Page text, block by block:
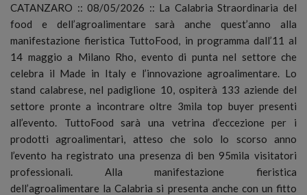
CATANZARO :: 08/05/2026 :: La Calabria Straordinaria del
food e dell’agroalimentare sarà anche quest’anno alla
manifestazione fieristica TuttoFood, in programma dall’11 al
14 maggio a Milano Rho, evento di punta nel settore che
celebra il Made in Italy e l’innovazione agroalimentare. Lo
stand calabrese, nel padiglione 10, ospiterà 133 aziende del
settore pronte a incontrare oltre 3mila top buyer presenti
all’evento. TuttoFood sarà una vetrina d’eccezione per i
prodotti agroalimentari, atteso che solo lo scorso anno
l’evento ha registrato una presenza di ben 95mila visitatori
professionali. Alla manifestazione fieristica
dell’agroalimentare la Calabria si presenta anche con un fitto